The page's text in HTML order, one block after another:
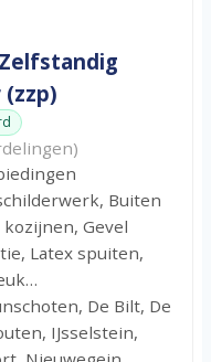
Buiten
Gevel
Latex spuiten,
De Bilt, De
IJsselstein,